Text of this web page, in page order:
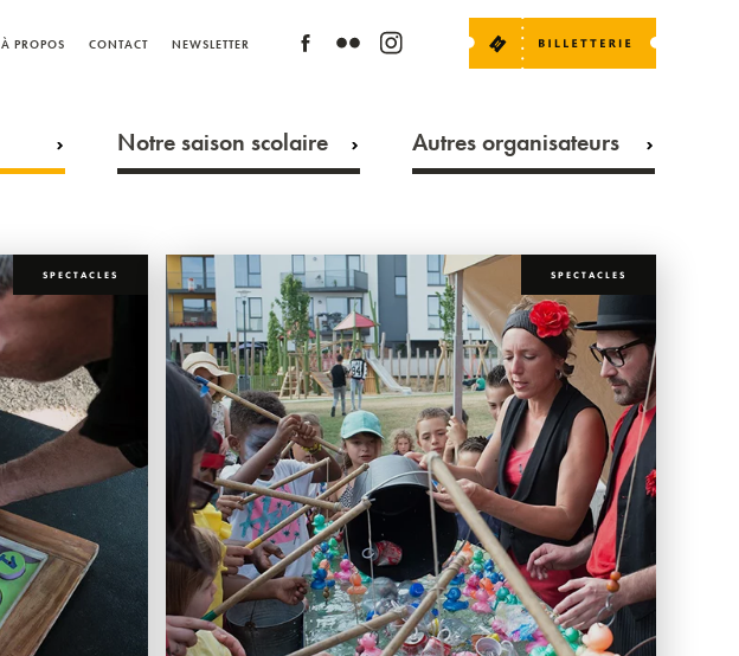
À PROPOS CONTACT NEWSLETTER
Notre saison scolaire Autres organisateurs
SPECTACLES SPECTACLES